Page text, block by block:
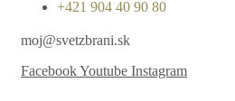
+421 904 40 90 80
moj@svetzbrani.sk
FacebookYoutube Instagram